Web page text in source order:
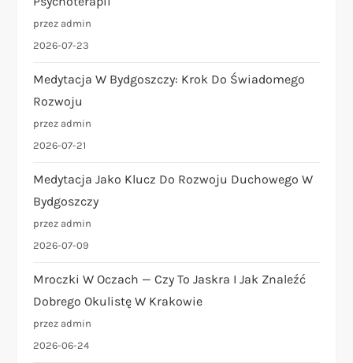
u
przez admin
2026-07-23
Medytacja W Bydgoszczy: Krok Do Świadomego
Rozwoju
przez admin
2026-07-21
Medytacja Jako Klucz Do Rozwoju Duchowego W
Bydgoszczy
przez admin
2026-07-09
Mroczki W Oczach — Czy To Jaskra I Jak Znaleźć
Dobrego Okulistę W Krakowie
przez admin
2026-06-24